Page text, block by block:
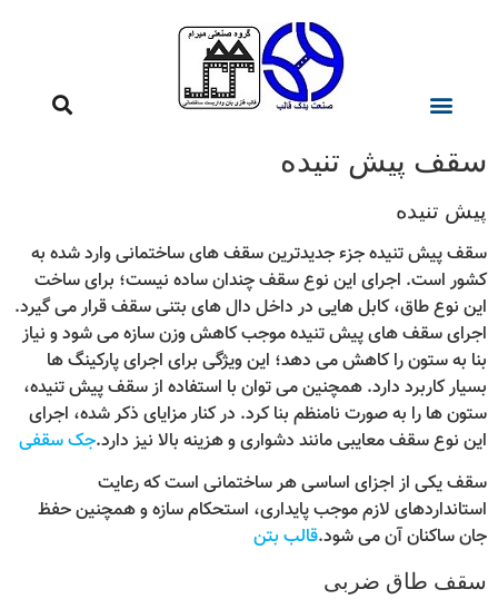
سقف پیش تنیده
پیش تنیده
سقف پیش تنیده جزء جدیدترین سقف‌ های ساختمانی وارد شده به
کشور است. اجرای این نوع سقف چندان ساده نیست؛ برای ساخت
این نوع طاق، کابل‌‌ هایی در داخل دال‌‌ های بتنی سقف قرار می‌ گیرد.
اجرای سقف‌ های پیش تنیده موجب کاهش وزن سازه می‌ شود و نیاز
بنا به ستون را کاهش می‌ دهد؛ این ویژگی برای اجرای پارکینگ‌ ها
بسیار کاربرد دارد. همچنین می‌ توان با استفاده از سقف پیش تنیده،
ستون‌ ها را به صورت نامنظم بنا کرد. در کنار مزایای ذکر شده، اجرای
این نوع سقف معایبی مانند دشواری و هزینه بالا نیز دارد.جک سقفی
سقف یکی از اجزای اساسی هر ساختمانی است که رعایت
استانداردهای لازم موجب پایداری، استحکام سازه و همچنین حفظ
جان ساکنان آن می‌ شود.قالب بتن
سقف طاق ضربی